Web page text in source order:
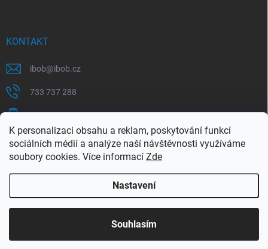
K personalizaci obsahu a reklam, poskytování funkcí
sociálních médií a analýze naší návštěvnosti využíváme
soubory cookies. Více informací Zde
Nastavení
Souhlasím
Využijte naší letní akce, kde na Vás čeká spousta
KONTAKT
ibob@ibob.cz
733 737 288
607 069 561
Sledujte nás na Facebooku !
ibob_s.r.o/
Copyright 2026ibob s.r.o.. Všechna práva vyhrazena.Upravit nastavení
cookies